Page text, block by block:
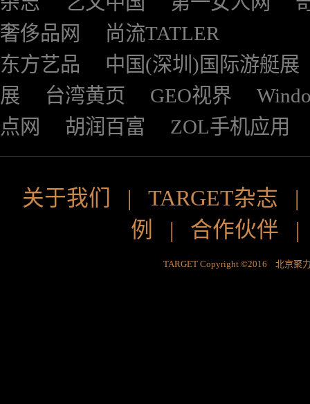
奢侈品网
尚流TATLER
东方艺品
中国(深圳)国际游艇展
展
台湾黄页 GEO视界
点网
胡润百富 ZOL手机应用
关于我们 | TARGET杂志
例
| 合作伙伴
TARGET Copyright ©2016 北京聚